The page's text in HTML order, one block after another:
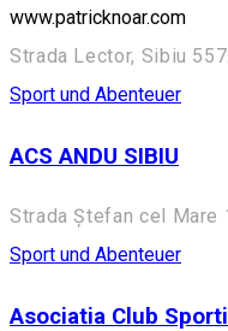
www.patricknoar.com
Strada Lector, Sibiu
Sport und Abenteuer
ACS ANDU SIBIU
Strada Ștefan cel Mare
Sport und Abenteuer
Asociatia Club